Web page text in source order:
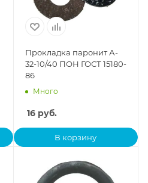
Прокладка паронит А-
32-10/40 ПОН ГОСТ 15180-
86
Много
16руб.
В корзину